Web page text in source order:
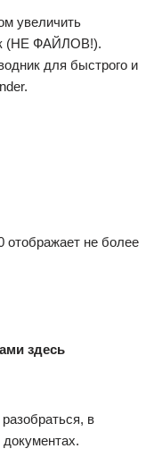
Хочу в проекте
но обнаружилось что
в
работали в файле,
закрылся. И вы не